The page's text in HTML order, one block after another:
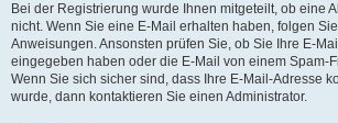
Bei der Registrierung wurde Ihnen mitgeteilt, ob eine
nicht. Wenn Sie eine E-Mail erhalten haben, folgen
Anweisungen. Ansonsten prüfen Sie, ob Sie Ihre E-
eingegeben haben oder die E-Mail von einem Spam-
Wenn Sie sich sicher sind, dass Ihre E-Mail-Adresse
wurde, dann kontaktieren Sie einen Administrator.